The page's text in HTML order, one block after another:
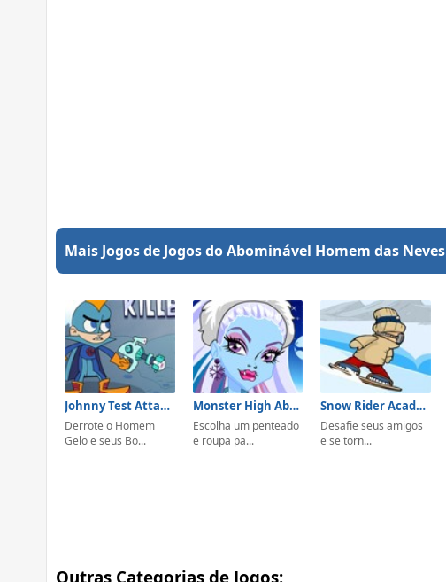
Mais Jogos de Jogos do Abominável Homem das Neves
Johnny Test Attack Of The Killer Snowmen
Derrote o Homem
Gelo e seus Bo...
Monster High Abbey Bominable
Escolha um penteado
e roupa pa...
Snow Rider Academy
Desafie seus amigos
e se torn...
Outras Categorias de Jogos: